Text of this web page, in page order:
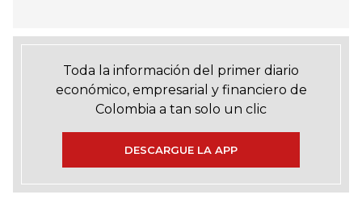
Toda la información del primer diario
económico, empresarial y financiero de
Colombia a tan solo un clic
DESCARGUE LA APP